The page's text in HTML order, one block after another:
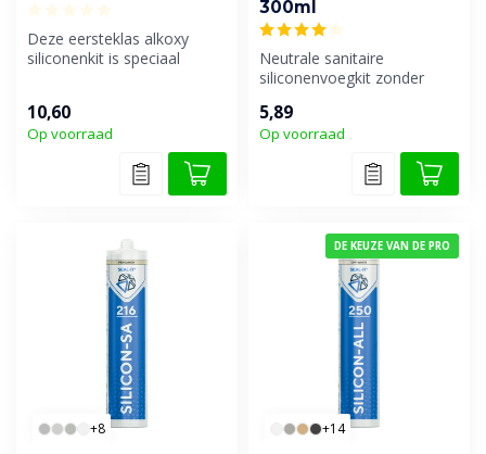
Deze eersteklas alkoxy
siliconenkit is speciaal
10,60
Op voorraad
300ml
Neutrale sanitaire
siliconenvoegkit zonder
en uiters...
5,89
Op voorraad
+8
DE KEUZE VAN DE PRO
+14